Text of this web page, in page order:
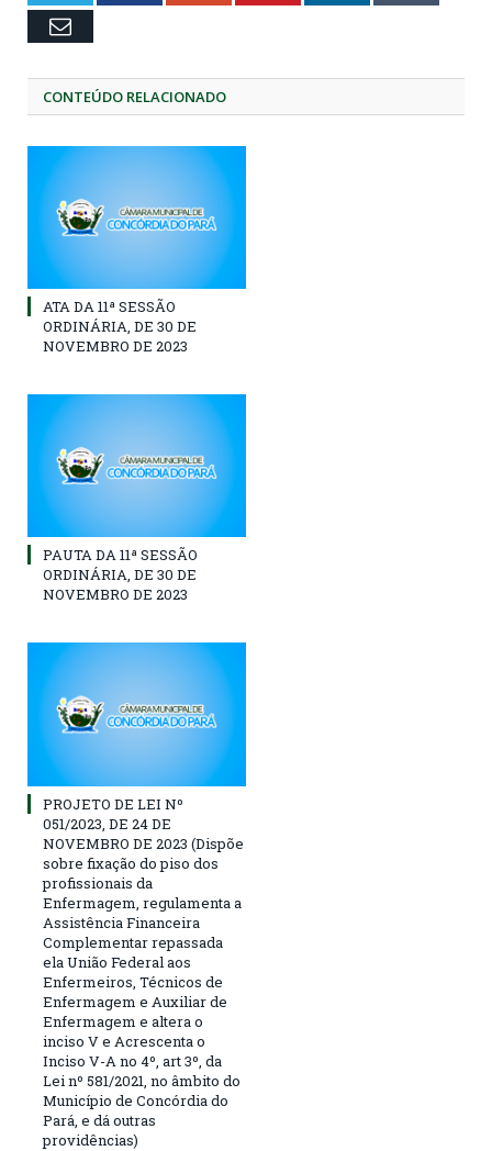
Email
CONTEÚDO RELACIONADO
ATA DA 11ª SESSÃO
ORDINÁRIA, DE 30 DE
NOVEMBRO DE 2023
PAUTA DA 11ª SESSÃO
ORDINÁRIA, DE 30 DE
NOVEMBRO DE 2023
PROJETO DE LEI Nº
051/2023, DE 24 DE
NOVEMBRO DE 2023 (Dispõe
sobre fixação do piso dos
profissionais da
Enfermagem, regulamenta a
Assistência Financeira
Complementar repassada
ela União Federal aos
Enfermeiros, Técnicos de
Enfermagem e Auxiliar de
Enfermagem e altera o
inciso V e Acrescenta o
Inciso V-A no 4º, art 3º, da
Lei nº 581/2021, no âmbito do
Município de Concórdia do
Pará, e dá outras
providências)